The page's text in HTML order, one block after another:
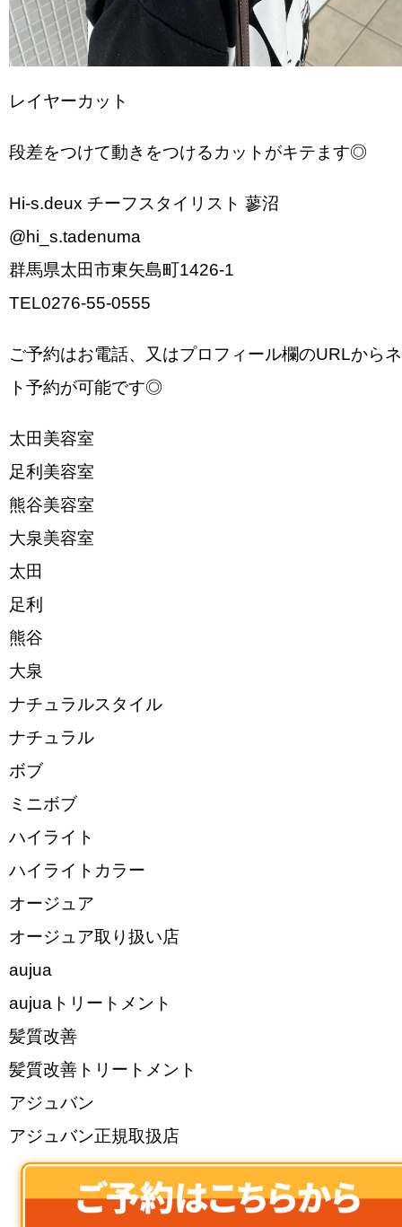
レイヤーカット
段差をつけて動きをつけるカットがキテます◎
Hi-s.deux チーフスタイリスト 蓼沼
@hi_s.tadenuma
群馬県太田市東矢島町1426-1
TEL0276-55-0555
ご予約はお電話、又はプロフィール欄のURLから
ト予約が可能です◎
太田美容室
足利美容室
熊谷美容室
大泉美容室
太田
足利
熊谷
大泉
ナチュラルスタイル
ナチュラル
ボブ
ミニボブ
ハイライト
ハイライトカラー
オージュア
オージュア取り扱い店
aujua
aujuaトリートメント
髪質改善
髪質改善トリートメント
アジュバン
アジュバン正規取扱店